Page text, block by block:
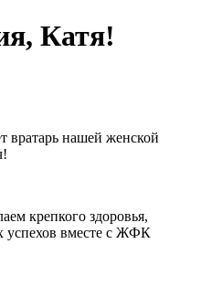
Катя!
вратарь нашей женской
крепкого здоровья,
успехов вместе с ЖФК